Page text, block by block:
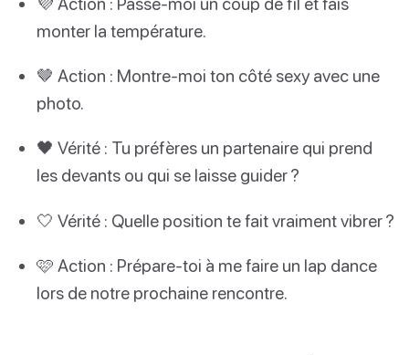
monter la température.
🤎 Action : Montre-moi ton côté sexy avec une
photo.
🖤 Vérité : Tu préfères un partenaire qui prend
les devants ou qui se laisse guider ?
🤍 Vérité : Quelle position te fait vraiment vibrer ?
🩷 Action : Prépare-toi à me faire un lap dance
lors de notre prochaine rencontre.